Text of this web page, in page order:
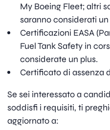
My Boeing Fleet; altri
saranno considerati un
Certificazioni EASA
Fuel Tank Safety in
considerate un plus.
Certificato di assenza
Se sei interessato a
soddisfi i requisiti, ti
aggiornato a: